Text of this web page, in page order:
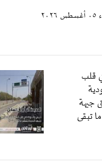
قلب
جبهة
تبقى